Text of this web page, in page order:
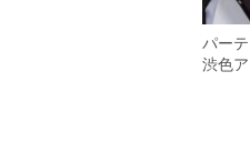
パー
渋色ア